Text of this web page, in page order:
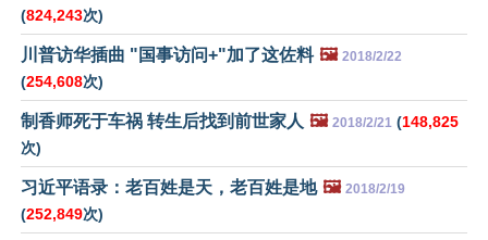
(824,243次)
川普访华插曲 "国事访问+"加了这佐料 🖼️ 2018/2/22
(254,608次)
制香师死于车祸 转生后找到前世家人 🖼️ 2018/2/21 (148,825
次)
习近平语录：老百姓是天，老百姓是地 🖼️ 2018/2/19
(252,849次)